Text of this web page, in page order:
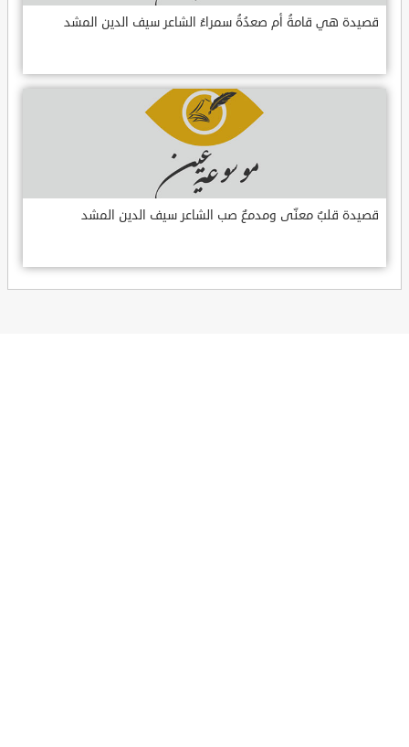
قصيدة هي قامةُ أم صعدُةُ سمراءُ الشاعر سيف الدين المشد
قصيدة قلبٌ معنّى ومدمعٌ صب الشاعر سيف الدين المشد